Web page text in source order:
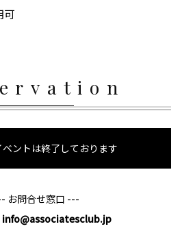
可
ベントは終了しております
お問合せ窓口 ---
info@associatesclub.jp